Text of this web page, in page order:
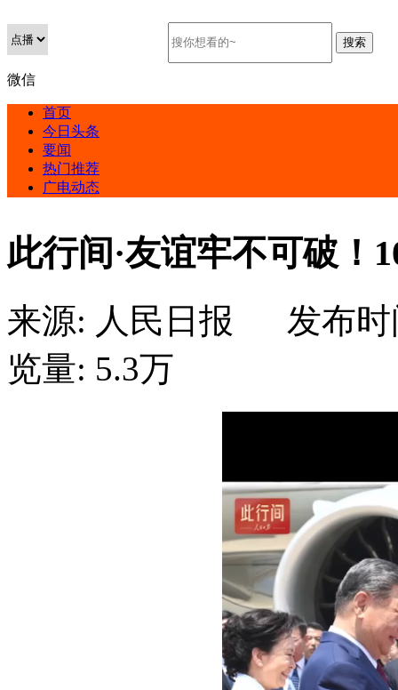
微信
首页
今日头条
要闻
热门推荐
广电动态
此行间·友谊牢不可破！
来源: 人民日报
发布
览量: 5.3万